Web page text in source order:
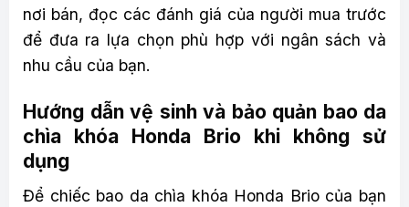
nơi bán, đọc các đánh giá của người mua trước
để đưa ra lựa chọn phù hợp với ngân sách và
nhu cầu của bạn.
Hướng dẫn vệ sinh và bảo quản bao da
chìa khóa Honda Brio khi không sử
dụng
Để chiếc bao da chìa khóa Honda Brio của bạn